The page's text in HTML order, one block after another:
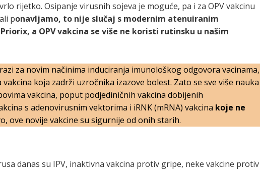
rijetko. Osipanje virusnih sojeva je moguće, pa i za OPV vakcinu
ponavljamo, to nije slučaj s modernim atenuiranim
a OPV vakcina se više ne koristi rutinsku u našim
za novim načinima induciranja imunološkog odgovora vacinama,
koja zadrži uzročnika izazove bolest. Zato se sve više nauka
vakcina, poput podjediničnih vakcina dobijenih
s adenovirusnim vektorima i iRNK (mRNA) vakcina koje ne
ove novije vakcine su sigurnije od onih starih.
danas su IPV, inaktivna vakcina protiv gripe, neke vakcine protiv